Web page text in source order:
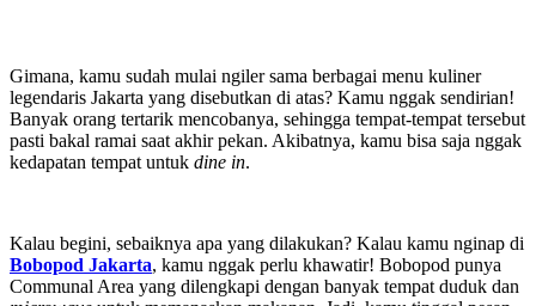
Gimana, kamu sudah mulai ngiler sama berbagai menu kuliner
legendaris Jakarta yang disebutkan di atas? Kamu nggak sendirian!
Banyak orang tertarik mencobanya, sehingga tempat-tempat tersebut
pasti bakal ramai saat akhir pekan. Akibatnya, kamu bisa saja nggak
kedapatan tempat untuk dine in.
Kalau begini, sebaiknya apa yang dilakukan? Kalau kamu nginap di
Bobopod Jakarta, kamu nggak perlu khawatir! Bobopod punya
Communal Area yang dilengkapi dengan banyak tempat duduk dan